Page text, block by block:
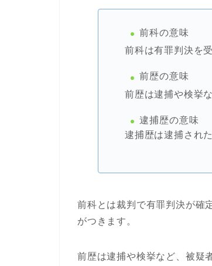
前科の意味
前科は有罪判決を
前歴の意味
前歴は逮捕や検挙
逮捕歴の意味
逮捕歴は逮捕され
前科とは裁判で有罪判決が確
がつきます。
前歴は逮捕や検挙など、被疑